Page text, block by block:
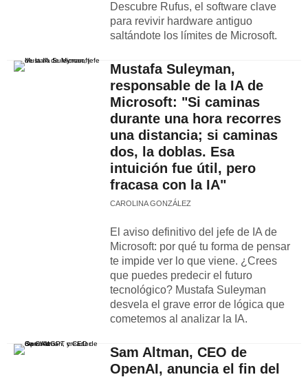
Descubre Rufus, el software clave
para revivir hardware antiguo
saltándote los límites de Microsoft.
Mustafa Suleyman,
responsable de la IA de
Microsoft: "Si caminas
durante una hora recorres
una distancia; si caminas
dos, la doblas. Esa
intuición fue útil, pero
fracasa con la IA"
CAROLINA GONZÁLEZ
El aviso definitivo del jefe de IA de
Microsoft: por qué tu forma de pensar
te impide ver lo que viene. ¿Crees
que puedes predecir el futuro
tecnológico? Mustafa Suleyman
desvela el grave error de lógica que
cometemos al analizar la IA.
Sam Altman, CEO de
OpenAI, anuncia el fin del